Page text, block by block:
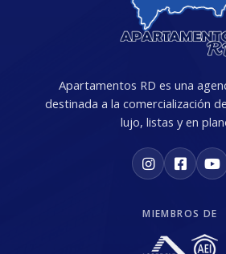
Apartamentos RD es una
destinada a la comercialización
lujo, listas y en
MIEMBROS DE